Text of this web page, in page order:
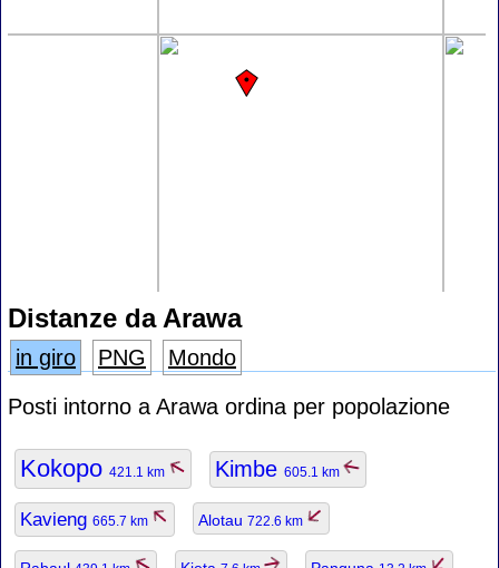
Distanze da Arawa
in giro PNG
Mondo
Posti intorno a Arawa ordina per popolazione
Kokopo 421.1 km Kimbe 605.1 km
Kavieng 665.7 km Alotau 722.6 km